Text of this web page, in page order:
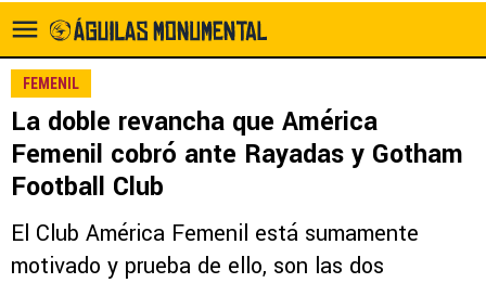
FEMENIL
La doble revancha que América
Femenil cobró ante Rayadas y Gotham
Football Club
El Club América Femenil está sumamente
motivado y prueba de ello, son las dos